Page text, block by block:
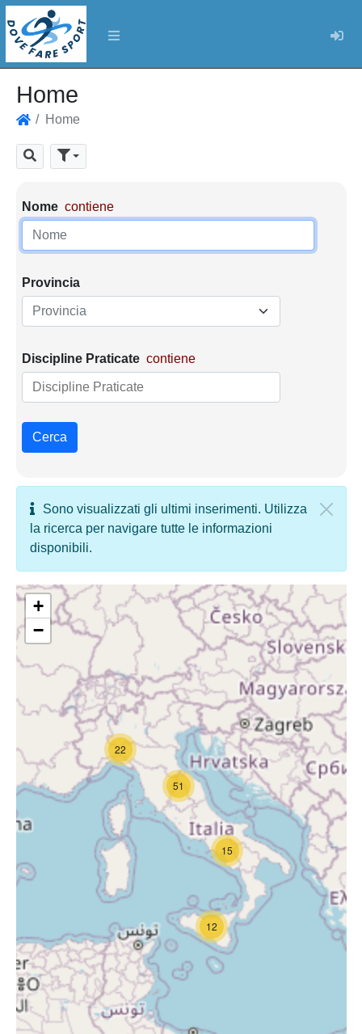
Home
Home
CercaParametri di ricerca
Nome contiene
Provincia
Provincia
Discipline Praticate contiene
Cerca
Sono visualizzati gli ultimi inserimenti. Utilizza
la ricerca per navigare tutte le informazioni
disponibili.
15
12
22
51
+
−